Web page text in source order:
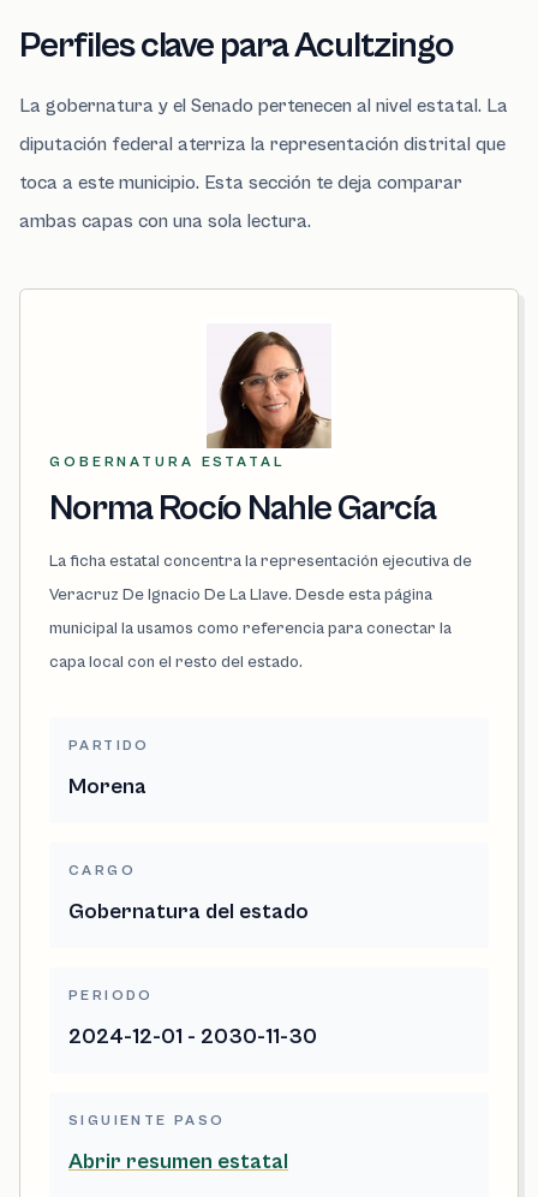
Perfiles clave para Acultzingo
La gobernatura y el Senado pertenecen al nivel estatal. La
diputación federal aterriza la representación distrital que
toca a este municipio. Esta sección te deja comparar
ambas capas con una sola lectura.
GOBERNATURA ESTATAL
Norma Rocío Nahle García
La ficha estatal concentra la representación ejecutiva de
Veracruz De Ignacio De La Llave. Desde esta página
municipal la usamos como referencia para conectar la
capa local con el resto del estado.
PARTIDO
Morena
CARGO
Gobernatura del estado
PERIODO
2024-12-01 - 2030-11-30
SIGUIENTE PASO
Abrir resumen estatal